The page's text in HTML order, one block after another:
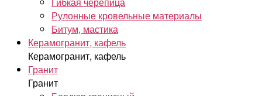
Рулонные кровельные материалы
Битум, мастика
Керамогранит, кафель
Керамогранит, кафель
Гранит
Гранит